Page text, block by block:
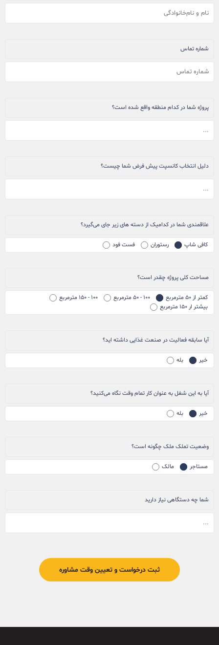
شماره تماس
پروژه شما در کدام منطقه واقع شده است؟
دلیل انتخاب کانسپت پیش فرض شما چیست؟
علاقمندی شما در کدامیک از دسته های زیر جای می‌گیرد؟
کافی شاپ رستوران فست فود
مساحت کلی پروژه چقدر است؟
کمتر از ۵۰ مترمربع ۱۰۰ - ۵۰ مترمربع
۱۰۰ - ۱۵۰ مترمربع
بیشتر ار ۱۵۰ مترمربع
آیا سابقه فعالیت در صنعت غذایی داشته اید؟
خیر بله
آیا به این شغل به عنوان کار تمام وقت نگاه می‌کنید؟
خیر بله
وضعیت تملک ملک چگونه است؟
مستاجر مالک
شما چه دستگاهی نیاز دارید